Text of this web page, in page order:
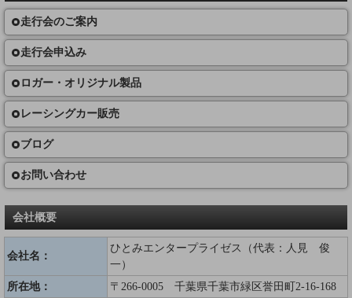
走行会のご案内
走行会申込み
ロガー・オリジナル製品
レーシングカー販売
ブログ
お問い合わせ
会社概要
会社名：
ひとみエンタープライゼス（代表：人見 俊
一）
所在地：
〒266-0005 千葉県千葉市緑区誉田町2-16-168